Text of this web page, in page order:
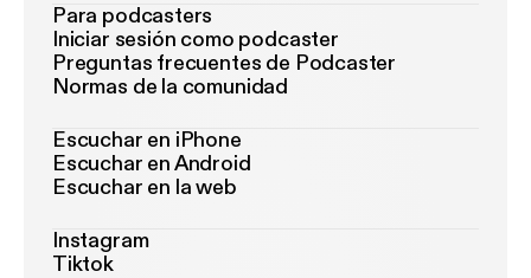
Para podcasters
Iniciar sesión como podcaster
Preguntas frecuentes de Podcaster
Normas de la comunidad
Escuchar en iPhone
Escuchar en Android
Escuchar en la web
Instagram
Tiktok